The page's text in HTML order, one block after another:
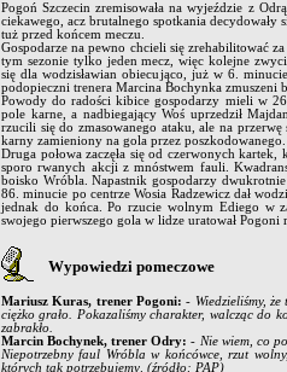
Pogoń Szczecin zremisowała na wyjeździe z
ciekawego, acz brutalnego spotkania
tuż przed końcem meczu.
Gospodarze na pewno chcieli się zrehabilitować
tym sezonie tylko jeden mecz, więc kolejne
się dla wodzisławian obiecująco, już w 6.
podopieczni trenera Marcina Bochynka
Powody do radości kibice gospodarzy mieli w
pole karne, a nadbiegający Woś uprzedził
rzucili się do zmasowanego ataku, ale na
karny zamieniony na gola przez poszkodowanego.
Druga połowa zaczęła się od czerwonych
sporo rwanych akcji z mnóstwem fauli.
boisko Wróbla. Napastnik gospodarzy
86. minucie po centrze Wosia Radzewicz dał
jednak do końca. Po rzucie wolnym Ediego w
swojego pierwszego gola w lidze uratował Pogoni
Wypowiedzi pomeczowe
Mariusz Kuras, trener Pogoni: - Wiedzieliśmy,
ciężko grało. Pokazaliśmy charakter, walcząc do
zabrakło.
Marcin Bochynek, trener Odry: - Nie wiem, co
Niepotrzebny faul Wróbla w końcówce, rzut
których tak potrzebujemy (źródło: PAP)